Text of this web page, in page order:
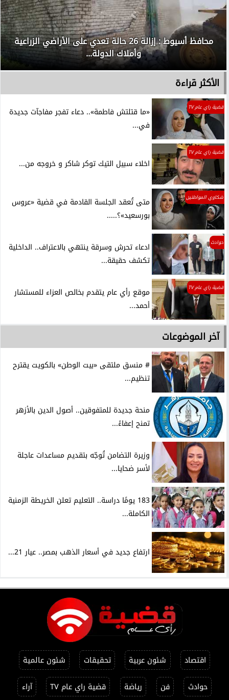
محافظ أسيوط : إزالة 26 حالة تعدي على الأراضي الزراعية
وأملاك الدولة...
الأكثر قراءة
قضية راي عام TV
«ما قتلتش فاطمة».. دعاء تفجر مفاجآت جديدة
في...
قضية راي عام TV
اخلاء سبيل التيك توكر شاكر و خروجه من...
شكاوي المواطنين
متى تُعقد الجلسة القادمة في قضية «عروس
بورسعيد»؟.....
حوادث
ادعاء تحرش وسرقة ينتهي بالاعتراف.. الداخلية
تكشف حقيقة...
قضية راي عام TV
موقع رأي عام يتقدم بخالص العزاء للمستشار
أحمد...
آخر الموضوعات
# منسق ملتقى «بيت الوطن» بالكويت يقترح
تنظيم...
منحة جديدة للمتفوقين.. أصول الدين بالأزهر
تمنح إعفاءً...
وزيرة التضامن تُوجّه بتقديم مساعدات عاجلة
لأسر ضحايا...
183 يومًا دراسة.. التعليم تعلن الخريطة الزمنية
الكاملة...
ارتفاع جديد في أسعار الذهب بمصر.. عيار 21...
اقتصاد شئون عربية تحقيقات
شئون عالمية
حوادث
فن رياضة قضية راي عام TV آراء